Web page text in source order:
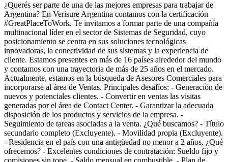
¿Querés ser parte de una de las mejores empresas para trabajar de
Argentina? En Verisure Argentina contamos con la certificación
#GreatPlaceToWork. Te invitamos a formar parte de una compañía
multinacional líder en el sector de Sistemas de Seguridad, cuyo
posicionamiento se centra en sus soluciones tecnológicas
innovadoras, la conectividad de sus sistemas y la experiencia de
cliente. Estamos presentes en más de 16 países alrededor del mundo
y contamos con una trayectoria de más de 25 años en el mercado.
Actualmente, estamos en la búsqueda de Asesores Comerciales para
incorporarse al área de Ventas. Principales desafíos: - Generación de
nuevos y potenciales clientes. - Convertir en ventas las visitas
generadas por el área de Contact Center. - Garantizar la adecuada
disposición de los productos y servicios de la empresa. -
Seguimiento de tareas asociadas a la venta. ¿Qué buscamos? - Título
secundario completo (Excluyente). - Movilidad propia (Excluyente).
- Residencia en el país con una antigüedad no menor a 2 años. ¿Qué
ofrecemos? - Excelentes condiciones de contratación: Sueldo fijo y
comisiones sin tope. - Saldo mensual en combustible. - Plan de